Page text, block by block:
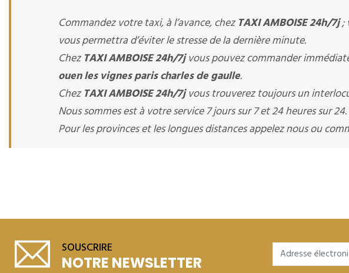
Commandez votre taxi, à l’avance, chezTAXI AMBOISE 24h/7j;
vous permettra d’éviter le stresse de la dernière minute.
ChezTAXI AMBOISE 24h/7jvous pouvez commander
ouen les vignes paris charles de gaulle.
ChezTAXI AMBOISE 24h/7jvous trouverez toujours un
Nous sommes est à votre service 7 jours sur 7 et 24 heures sur 24.
Pour les provinces et les longues distances appelez nous ou
SOUSCRIRE
NOTRE NEWSLETTER